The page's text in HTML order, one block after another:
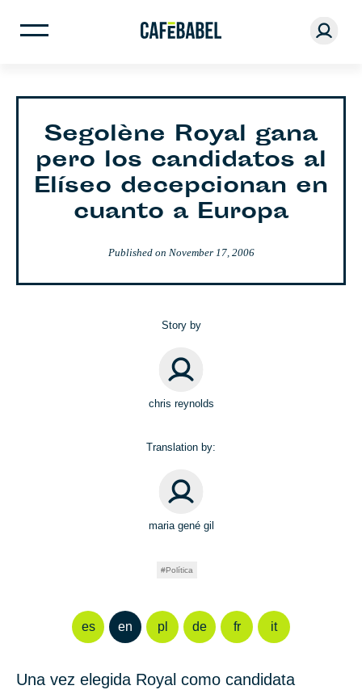
Segolène Royal gana
pero los candidatos al
Elíseo decepcionan en
cuanto a Europa
Published on November 17, 2006
Story by
chris reynolds
Translation by:
maria gené gil
Política
es en pl de fr it
Una vez elegida Royal como candidata